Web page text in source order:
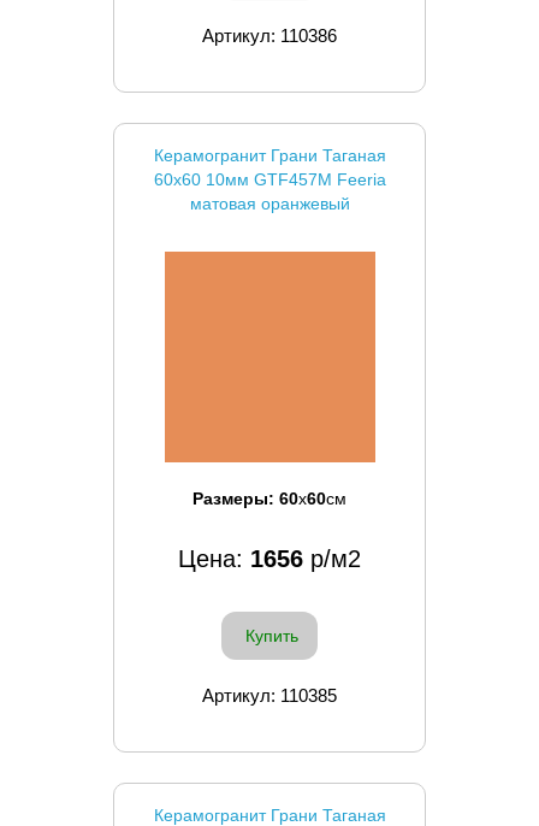
Артикул: 110386
Керамогранит Грани Таганая
60x60 10мм GTF457M Feeria
матовая оранжевый
Размеры: 60x60см
Цена: 1656 р/м2
Купить
Артикул: 110385
Керамогранит Грани Таганая